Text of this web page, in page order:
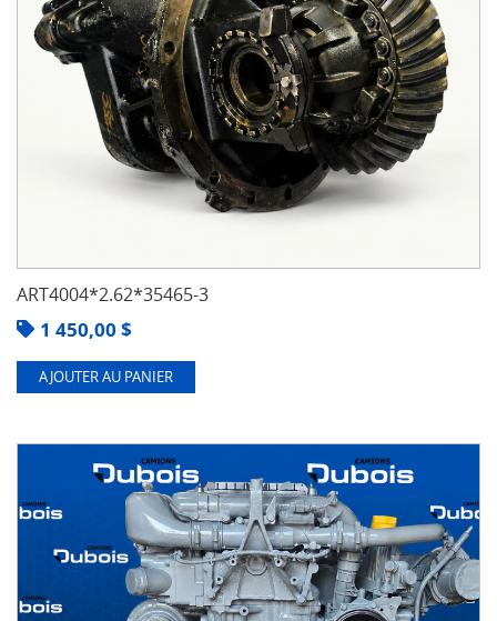
ART4004*2.62*35465-3
1 450,00 $
AJOUTER AU PANIER